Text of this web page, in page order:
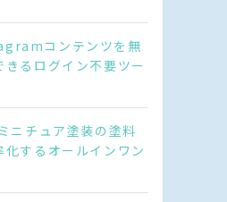
コンテンツを無
るログイン不要ツー
チュア塗装の塗料
するオールインワン